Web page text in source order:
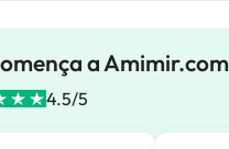
a Amimir.com
4.5/5